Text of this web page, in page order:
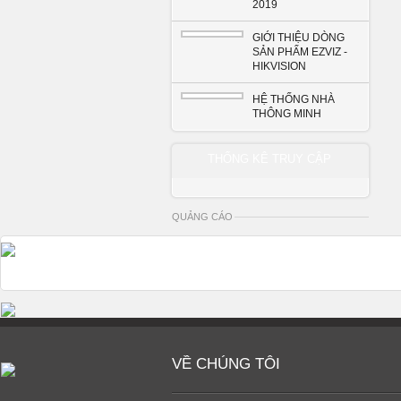
2019
GIỚI THIỆU DÒNG
SẢN PHẨM EZVIZ -
HIKVISION
HỆ THỐNG NHÀ
THÔNG MINH
QUẢNG CÁO
VỀ CHÚNG TÔI